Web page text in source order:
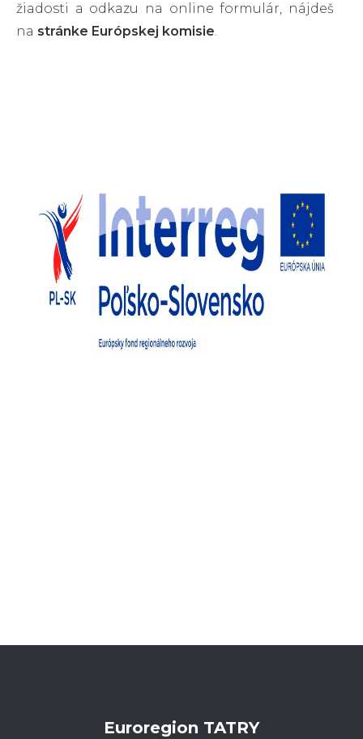
žiadosti a odkazu na online formulár, nájdeš
na stránke Európskej komisie.
Euroregion TATRY